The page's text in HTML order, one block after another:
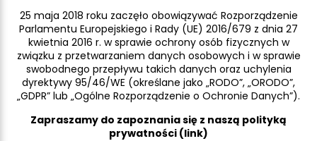
25 maja 2018 roku zaczęło obowiązywać Rozporządzenie
Parlamentu Europejskiego i Rady (UE) 2016/679 z dnia 27
kwietnia 2016 r. w sprawie ochrony osób fizycznych w
związku z przetwarzaniem danych osobowych i w sprawie
swobodnego przepływu takich danych oraz uchylenia
dyrektywy 95/46/WE (określane jako „RODO”, „ORODO”,
„GDPR” lub „Ogólne Rozporządzenie o Ochronie Danych”).
Zapraszamy do zapoznania się z naszą polityką
prywatności (link)